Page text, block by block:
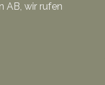
AB, wir rufen